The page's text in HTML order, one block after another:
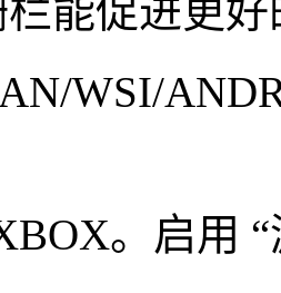
能促进更
WSI/
。启用 “